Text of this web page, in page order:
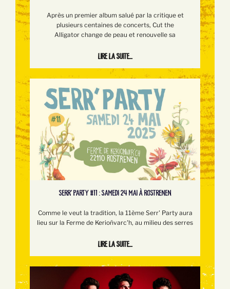
Après un premier album salué par la critique et
plusieurs centaines de concerts, Cut the
Alligator change de peau et renouvelle sa
Lire la suite...
SERR’ PARTY #11 : SAMEDI 24 MAI À ROSTRENEN
Comme le veut la tradition, la 11ème Serr' Party aura
lieu sur la Ferme de Kerioñvarc'h, au milieu des serres
Lire la suite...